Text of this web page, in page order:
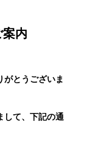
内
がとうございま
して、下記の通